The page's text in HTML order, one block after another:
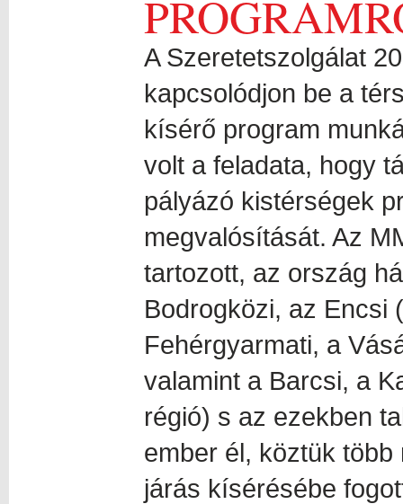
A Szeretetszolgálat
kapcsolódjon be a
kísérő program
volt a feladata, hogy
pályázó kistérségek
megvalósítását. Az
tartozott, az ország
Bodrogközi, az Encsi
Fehérgyarmati, a
valamint a Barcsi, a
régió) s az ezekben
ember él, köztük
járás kísérésébe